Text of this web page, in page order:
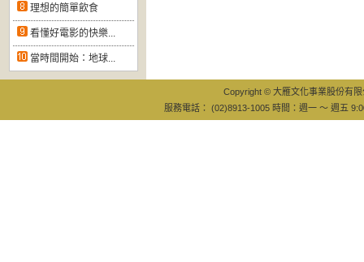
理想的簡單飲食
看懂好電影的快樂...
當時間開始：地球...
Copyright © 大雁文化事業股份有
服務電話： (02)8913-1005 時間：週一 ～ 週五